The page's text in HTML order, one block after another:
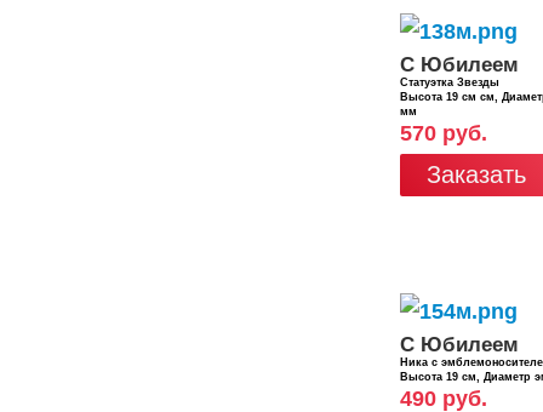
С Юбилеем
Статуэтка Звезды
Высота 19 см см,
мм
570 руб.
Заказать
С Юбилеем
Ника с
Высота 19 см, Диаметр
490 руб.